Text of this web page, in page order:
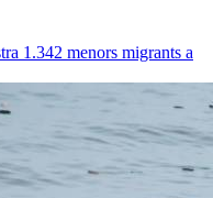
1.342 menors migrants a